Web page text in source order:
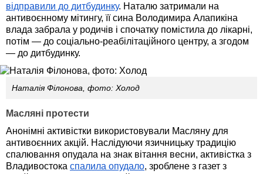
відправили до дитбудинку. Наталю затримали на
антивоєнному мітингу, її сина Володимира Алапикіна
влада забрала у родичів і спочатку помістила до лікарні,
потім — до соціально-реабілітаційного центру, а згодом
— до дитбудинку.
Наталія Філонова, фото: Холод
Масляні протести
Анонімні активістки використовували Масляну для
антивоєнних акцій. Наслідуючи язичницьку традицію
спалювання опудала на знак вітання весни, активістка з
Владивостока спалила опудало, зроблене з газет з